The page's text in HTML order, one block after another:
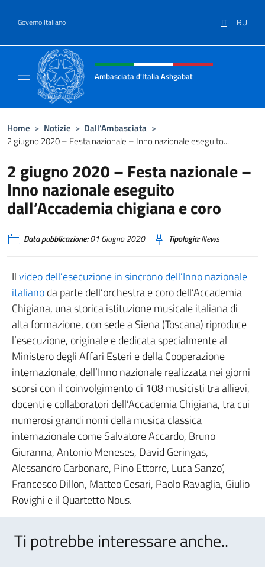
Governo Italiano IT RU
Intestazione sito, social e menù
Ambasciata d'Italia Ashgabat
Home > Notizie > Dall’Ambasciata >
2 giugno 2020 – Festa nazionale – Inno nazionale eseguito...
2 giugno 2020 – Festa nazionale –
Inno nazionale eseguito
dall’Accademia chigiana e coro
Data pubblicazione:01 Giugno 2020 Tipologia:News
Ilvideo dell’esecuzione in sincrono dell’Inno nazionale
italianoda parte dell’orchestra e coro dell’Accademia
Chigiana, una storica istituzione musicale italiana di
alta formazione, con sede a Siena (Toscana) riproduce
l’esecuzione, originale e dedicata specialmente al
Ministero degli Affari Esteri e della Cooperazione
internazionale, dell’Inno nazionale realizzata nei giorni
scorsi con il coinvolgimento di 108 musicisti tra allievi,
docenti e collaboratori dell’Accademia Chigiana, tra cui
numerosi grandi nomi della musica classica
internazionale come Salvatore Accardo, Bruno
Giuranna, Antonio Meneses, David Geringas,
Alessandro Carbonare, Pino Ettorre, Luca Sanzo’,
Francesco Dillon, Matteo Cesari, Paolo Ravaglia, Giulio
Rovighi e il Quartetto Nous.
Ti potrebbe interessare anche..